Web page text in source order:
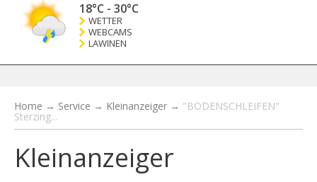
18°C - 30°C
WETTER
WEBCAMS
LAWINEN
Home → Service → Kleinanzeiger → "BODENSCHLEIFEN"
Sterzing...
Kleinanzeiger